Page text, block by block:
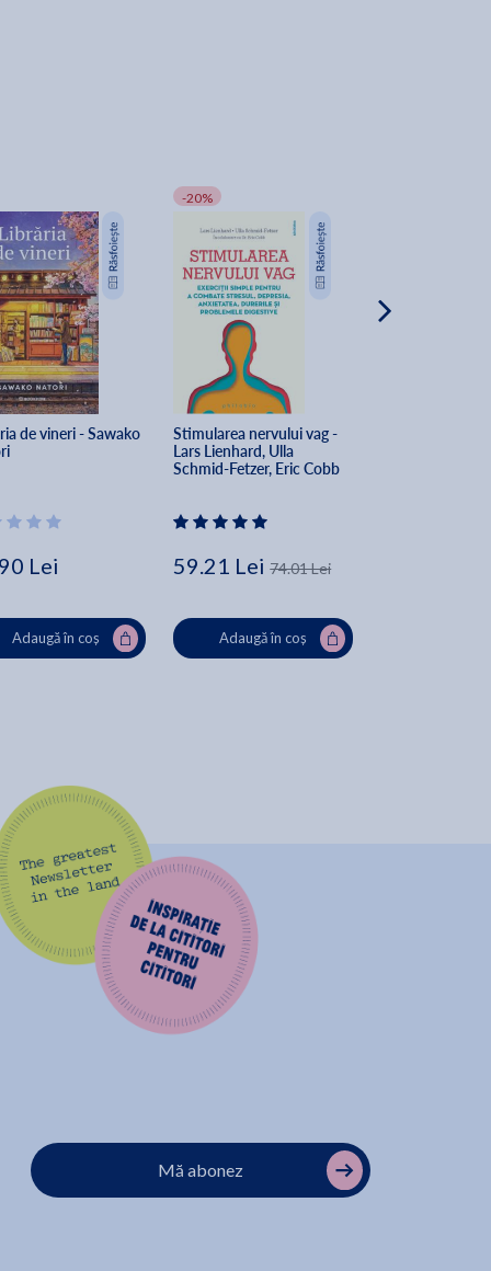
de vineri - Sawako
Lei
Adaugă în coș
-20%
Stimularea nervului vag -
Lars Lienhard, Ulla
Schmid-Fetzer, Eric Cobb
59.21 Lei 74.01 Lei
Adaugă în coș
Mă abonez